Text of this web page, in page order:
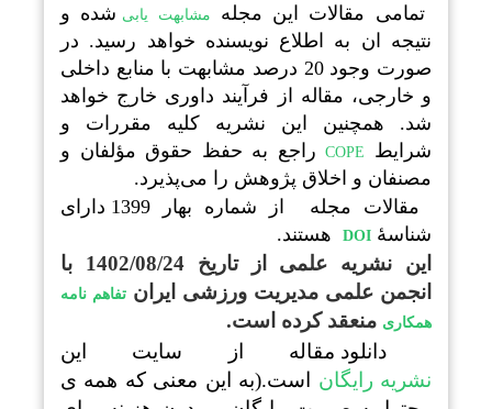
تمامی مقالات این مجله مشابهت یابی شده و
نتیجه ان به اطلاع نویسنده خواهد رسید. در
صورت وجود 20 درصد مشابهت با منابع داخلی
و خارجی، مقاله از فرآیند داوری خارج خواهد
شد. همچنین این نشریه کلیه مقررات و
شرایط
COPEراجع به حفظ حقوق مؤلفان و
مصنفان و اخلاق پژوهش را می‌پذیرد.
مقالات مجله از شماره بهار 1399 دارای
شناسۀ DOI هستند.
این نشریه علمی
از تاریخ 1402/08/24 با
انجمن علمی مدیریت ورزشی ایران تفاهم نامه
همکاری منعقد کرده است.
دانلود مقاله از سایت این
نشریه رایگان است.(به این معنی که همه ی